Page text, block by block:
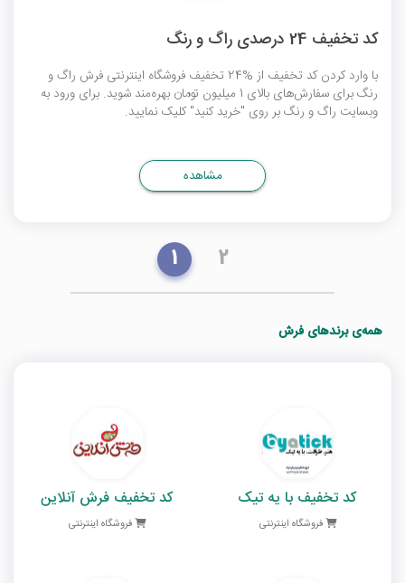
کد تخفیف 24 درصدی راگ و رنگ
با وارد کردن کد تخفیف از %24 تخفیف فروشگاه اینترنتی فرش راگ و
رنگ برای سفارش‌های بالای 1 میلیون تومان بهره‌مند شوید. برای ورود به
وبسایت راگ و رنگ بر روی "خرید کنید" کلیک نمایید.
مشاهده
1 2
همه‌ی برندهای فرش
کد تخفیف با یه تیک
فروشگاه اینترنتی
کد تخفیف فرش آنلاین
فروشگاه اینترنتی